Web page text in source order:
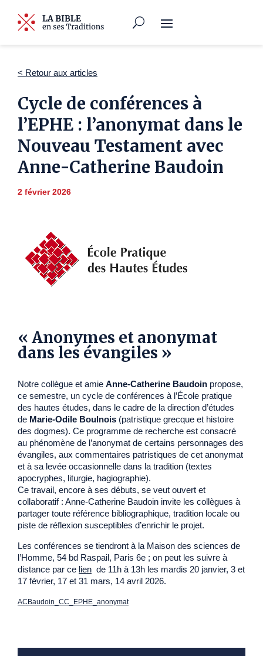
< Retour aux articles
Cycle de conférences à
l’EPHE : l’anonymat dans le
Nouveau Testament avec
Anne-Catherine Baudoin
2 février 2026
« Anonymes et anonymat
dans les évangiles »
Notre collègue et amie Anne-Catherine Baudoin propose,
ce semestre, un cycle de conférences à l’École pratique
des hautes études, dans le cadre de la direction d’études
de Marie-Odile Boulnois (patristique grecque et histoire
des dogmes). Ce programme de recherche est consacré
au phénomène de l’anonymat de certains personnages des
évangiles, aux commentaires patristiques de cet anonymat
et à sa levée occasionnelle dans la tradition (textes
apocryphes, liturgie, hagiographie).
Ce travail, encore à ses débuts, se veut ouvert et
collaboratif : Anne-Catherine Baudoin invite les collègues à
partager toute référence bibliographique, tradition locale ou
piste de réflexion susceptibles d’enrichir le projet.
Les conférences se tiendront à la Maison des sciences de
l’Homme, 54 bd Raspail, Paris 6e ; on peut les suivre à
distance par ce lien de 11h à 13h les mardis 20 janvier, 3 et
17 février, 17 et 31 mars, 14 avril 2026.
ACBaudoin_CC_EPHE_anonymat